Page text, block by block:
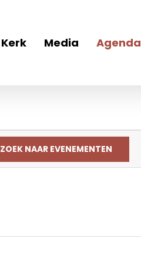
Kerk Media Agenda
ZOEK NAAR EVENEMENTEN